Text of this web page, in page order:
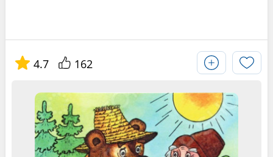
4.7 162